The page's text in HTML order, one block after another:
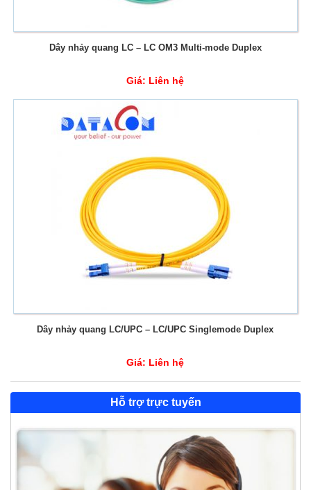
Dây nhảy quang LC – LC OM3 Multi-mode Duplex
Giá: Liên hệ
Dây nhảy quang LC/UPC – LC/UPC Singlemode Duplex
Giá: Liên hệ
Hỗ trợ trực tuyến